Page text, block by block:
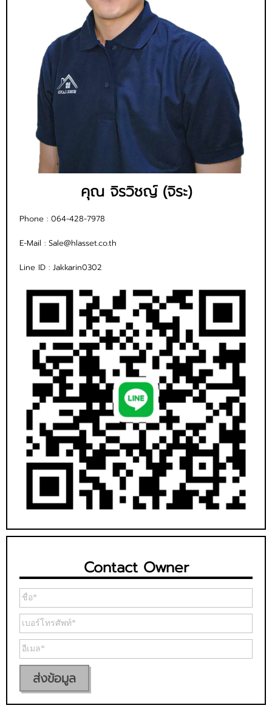
คุณ จิรวิชญ์ (จิระ)
Phone : 064-428-7978
E-Mail : Sale@hlasset.co.th
Line ID : Jakkarin0302
Contact Owner
ส่งข้อมูล